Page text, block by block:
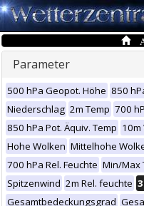
Parameter
500 hPa Geopot. Höhe 850
Niederschlag 2m Temp 700
850 hPa Pot. Äquiv. Temp 10m
Hohe Wolken Mittelhohe
700 hPa Rel. Feuchte Min/Max
Spitzenwind 2m Rel. feuchte
Gesamtbedeckungsgrad